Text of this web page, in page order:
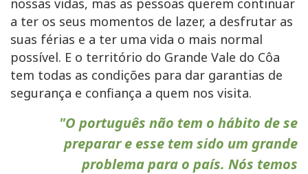
nossas vidas, mas as pessoas querem continuar
a ter os seus momentos de lazer, a desfrutar as
suas férias e a ter uma vida o mais normal
possível. E o território do Grande Vale do Côa
tem todas as condições para dar garantias de
segurança e confiança a quem nos visita.
"O português não tem o hábito de se
preparar e esse tem sido um grande
problema para o país. Nós temos